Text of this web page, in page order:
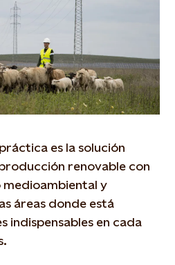
es la solución
renovable con
y
áreas donde está
indispensables en cada